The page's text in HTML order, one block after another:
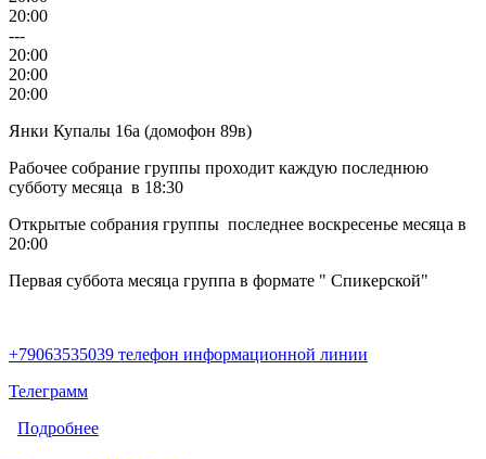
20:00
---
20:00
20:00
20:00
Янки Купалы 16а (домофон 89в)
Рабочее собрание группы проходит каждую последнюю
субботу месяца в 18:30
Открытые собрания группы последнее воскресенье месяца в
20:00
Первая суббота месяца группа в формате " Спикерской"
+79063535039 телефон информационной линии
Телеграмм
Подробнее